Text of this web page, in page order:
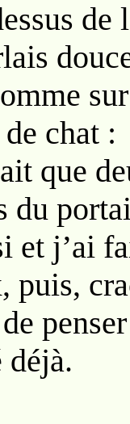
de
chat :
que
du
et j’ai
puis,
déjà.